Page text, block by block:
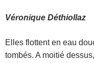
Véronique Déthiollaz
Elles flottent en eau
tombés. A moitié